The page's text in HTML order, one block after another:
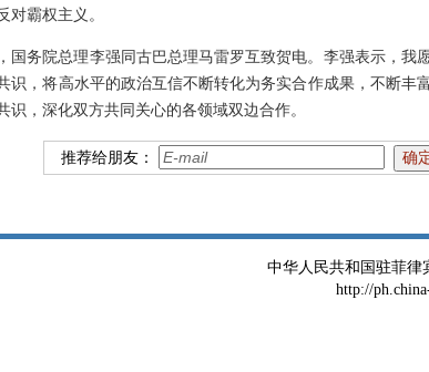
对霸权主义。
国务院总理李强同古巴总理马雷罗互致贺电。李强表示，
识，将高水平的政治互信不断转化为务实合作成果，不断
识，深化双方共同关心的各领域双边合作。
推荐给朋友：
中华人民共和国驻菲律
http://